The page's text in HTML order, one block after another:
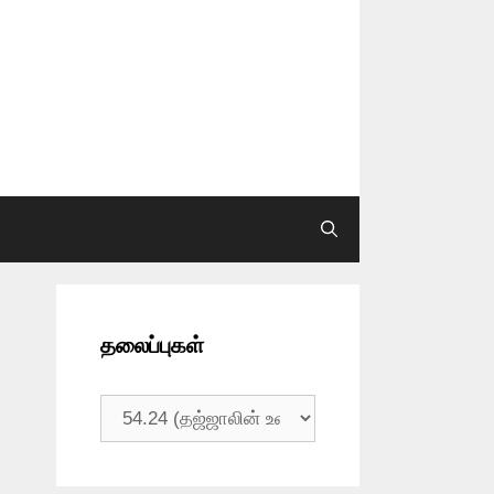
தலைப்புகள்
தலைப்புகள்